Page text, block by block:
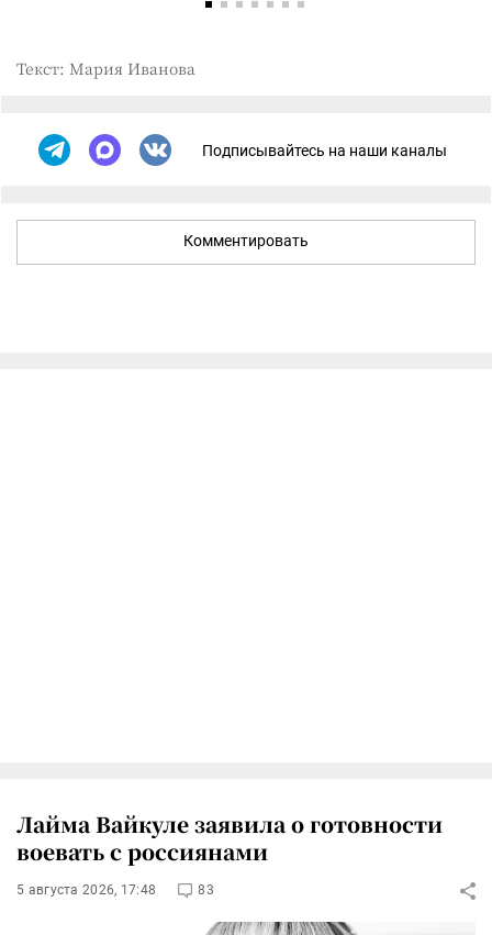
Текст: Мария Иванова
Подписывайтесь на наши каналы
Комментировать
Лайма Вайкуле заявила о готовности
воевать с россиянами
5 августа 2026, 17:48 83